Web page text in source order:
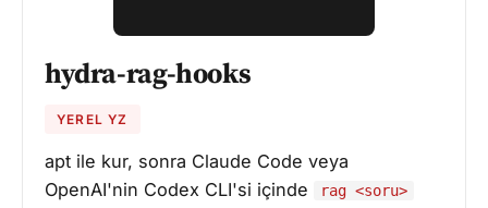
hydra-rag-hooks
YEREL YZ
apt ile kur, sonra Claude Code veya
OpenAI'nin Codex CLI'si içinde
rag <soru>